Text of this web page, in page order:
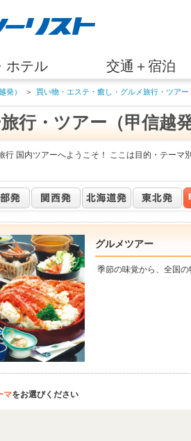
ホテル 交通＋宿泊
発） ＞ 買い物・エステ・癒し・グルメ旅行・ツアー
行・ツアー（甲信越
行 国内ツアーへようこそ！ ここは目的・テーマ
グルメツアー
季節の味覚から、全国
マをお選びください